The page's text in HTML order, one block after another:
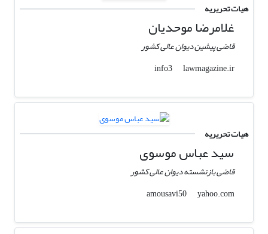
هیات تحریریه
غلامرضا موحدیان
قاضی پیشین دیوان عالی کشور
info3
lawmagazine.ir
هیات تحریریه
سید عباس موسوی
قاضی بازنشسته دیوان عالی کشور
amousavi50
yahoo.com